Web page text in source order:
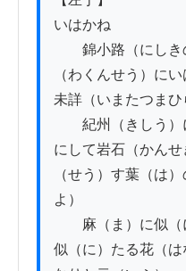
いはかね
錦小路（にしき
（わくんせう）に
未詳（いまたつま
紀州（きしう）
にして岩石（かん
（せう）す葉（は
よ）
麻（ま）に似（
似（に）たる花（